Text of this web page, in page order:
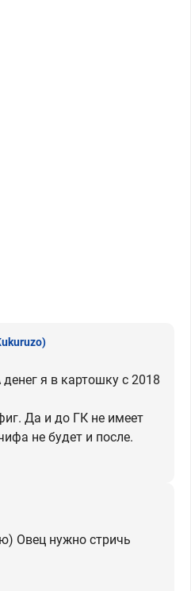
я в картошку с 2018
Да и до ГК не имеет
не будет и после.
Овец нужно стричь